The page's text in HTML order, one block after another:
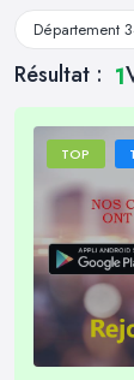
Département
Résultat : 1
TOP